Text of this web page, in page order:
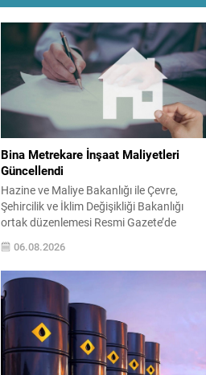
Bina Metrekare İnşaat Maliyetleri
Güncellendi
Hazine ve Maliye Bakanlığı ile Çevre,
Şehircilik ve İklim Değişikliği Bakanlığı
ortak düzenlemesi Resmi Gazete’de
yayımlanarak yürürlüğe girdi ve emlak
vergisi hesabında kullanılacak metrekare
normal inşaat maliyetleri yenilendi. Yeni
tebliğ; konut, sanayi tesisi, otel, eğitim ve
sağlık yapıları gibi çok sayıda bina
türünün esas alınacak maliyetlerini
belirliyor. Bu düzenlemeyle, 2027...
06.08.2026